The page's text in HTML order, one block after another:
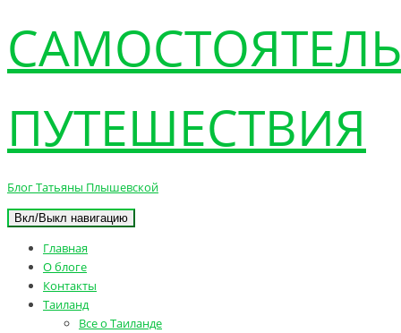
ПУТЕШЕСТВИЯ
Блог Татьяны Плышевской
Вкл/Выкл навигацию
Главная
О блоге
Контакты
Таиланд
Все о Таиланде